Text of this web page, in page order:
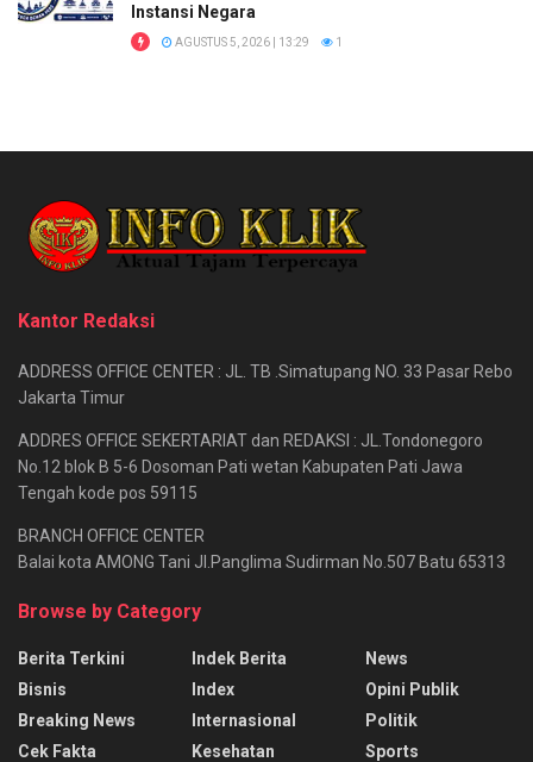
Instansi Negara
AGUSTUS 5, 2026 | 13:29 1
Kantor Redaksi
ADDRESS OFFICE CENTER : JL. TB .Simatupang NO. 33 Pasar Rebo
Jakarta Timur
ADDRES OFFICE SEKERTARIAT dan REDAKSI : JL.Tondonegoro
No.12 blok B 5-6 Dosoman Pati wetan Kabupaten Pati Jawa
Tengah kode pos 59115
BRANCH OFFICE CENTER
Balai kota AMONG Tani Jl.Panglima Sudirman No.507 Batu 65313
Browse by Category
Berita Terkini
Bisnis
Breaking News
Cek Fakta
Indek Berita
Index
Internasional
Kesehatan
News
Opini Publik
Politik
Sports